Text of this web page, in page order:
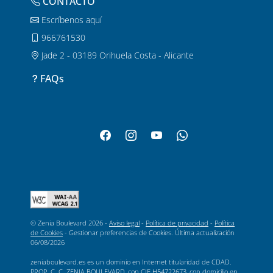
Además, el entorno del centro comercial aporta un valor añadido
que diferencia esta propuesta de otros restaurantes orientales en
familiary la posibilidad de disfrutar del día al completo hacen que
la experiencia vaya mucho más allá de la mesa. Por eso, cada vez
más personas de Murcia y localidades cercanas eligen Zenia
descubrir nuevos sabores
o repetir una
Escríbenos aquí
966761530
Jade 2 - 03189 Orihuela Costa - Alicante
FAQs
© Zenia Boulevard 2026 - Aviso legal - Política de privacidad - Política
de Cookies - Gestionar preferencias de Cookies . Última actualización
06/08/2026
zeniaboulevard.es es un dominio en Internet titularidad de CDAD.